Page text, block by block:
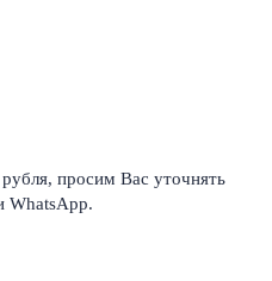
просим Вас уточнять
WhatsApp.